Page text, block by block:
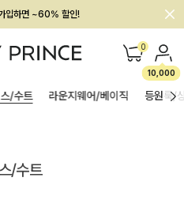
입하면 ~60% 할인!
28,000원 혜택 0
10,000
/수트 라운지웨어/베이직 등원룩/
/수트